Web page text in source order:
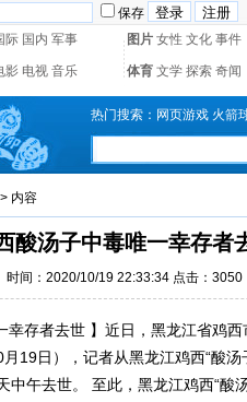
保存
际 国内 军事 图片 女性 文化 事件
影 电视 音乐 体育 文学 探索 奇闻
热门搜索： 网页游戏 火箭
内容
酸汤子中毒唯一幸存者
时间：2020/10/19 22:33:34 点击： 3050
存者去世 】近日，黑龙江省鸡
19日），记者从黑龙江鸡西“酸
中午去世。 至此，黑龙江鸡西“酸